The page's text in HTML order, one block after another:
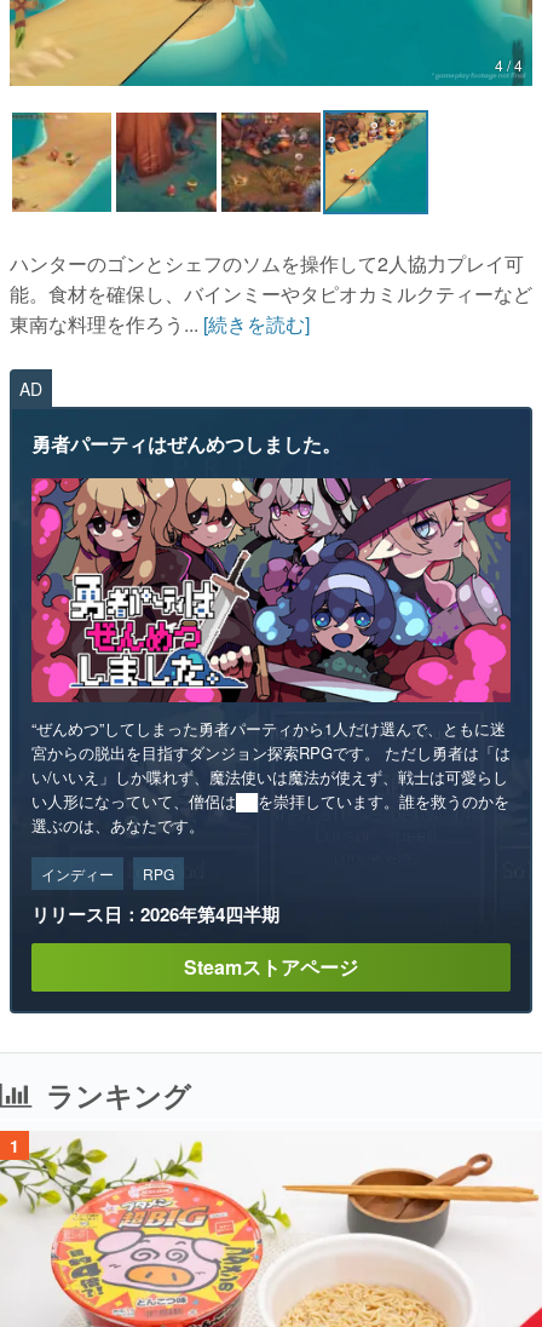
ハンターのゴンとシェフのソムを操作して2人協力プレイ可
能。食材を確保し、バインミーやタピオカミルクティーなど
AD
“ぜんめつ”してしまった勇者パーティから1人だけ選んで、ともに迷
宮からの脱出を目指すダンジョン探索RPGです。 ただし勇者は「は
い/いいえ」しか喋れず、魔法使いは魔法が使えず、戦士は可愛らし
選ぶのは、あなたです。
インディー RPG
リリース日：2026年第4四半期
ランキング
1